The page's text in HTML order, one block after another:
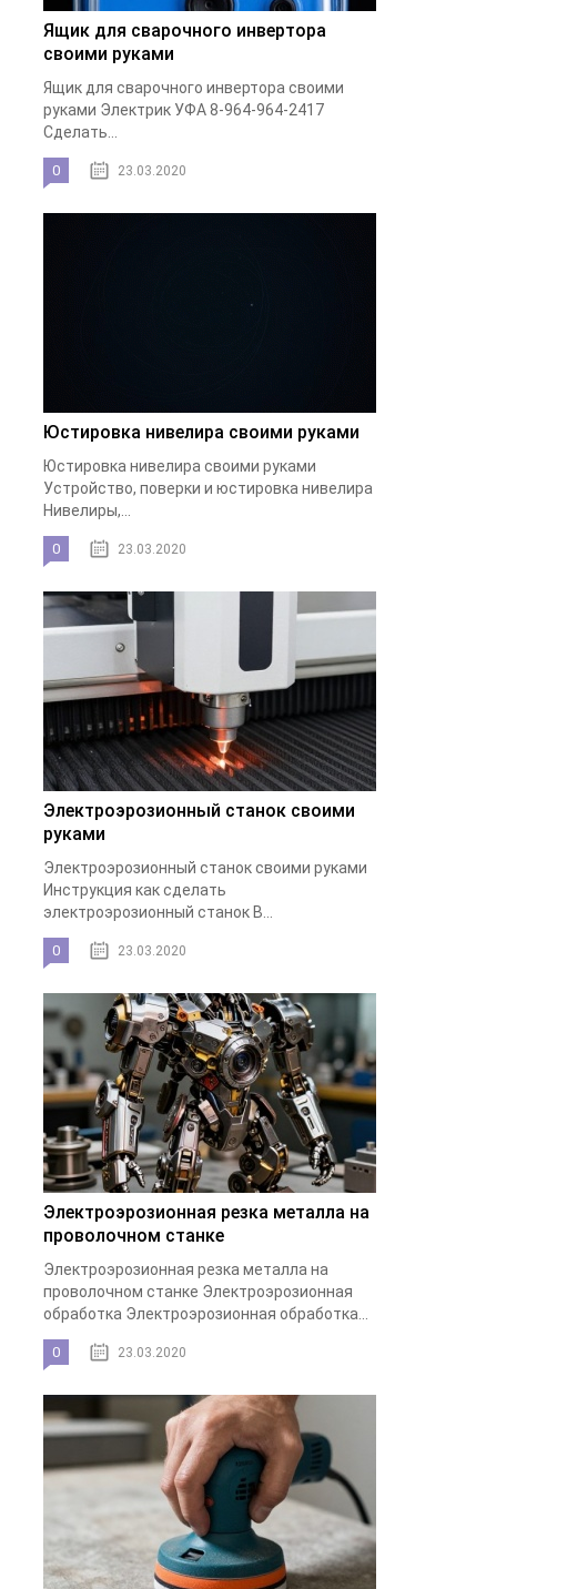
Ящик для сварочного инвертора
своими руками
Ящик для сварочного инвертора своими
руками Электрик УФА 8-964-964-2417
Сделать...
0 23.03.2020
Юстировка нивелира своими руками
Юстировка нивелира своими руками
Устройство, поверки и юстировка нивелира
Нивелиры,...
0 23.03.2020
Электроэрозионный станок своими
руками
Электроэрозионный станок своими руками
Инструкция как сделать
электроэрозионный станок В...
0 23.03.2020
Электроэрозионная резка металла на
проволочном станке
Электроэрозионная резка металла на
проволочном станке Электроэрозионная
обработка Электроэрозионная обработка...
0 23.03.2020